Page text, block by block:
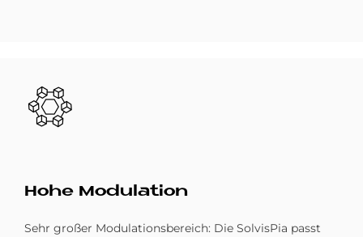
Bild
Hohe Mo­du­la­ti­on
Sehr großer Modulationsbereich: Die SolvisPia passt